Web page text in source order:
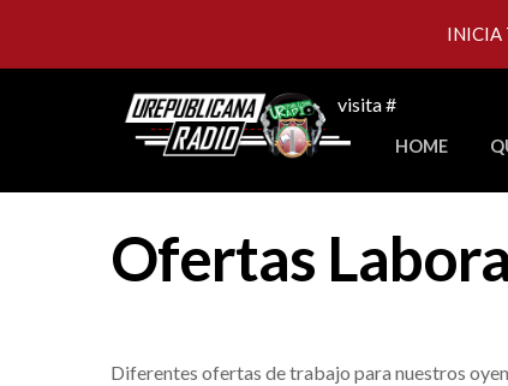
visita #
HOME
Ofertas
Diferentes ofertas de trabajo para nuestros
INICIA